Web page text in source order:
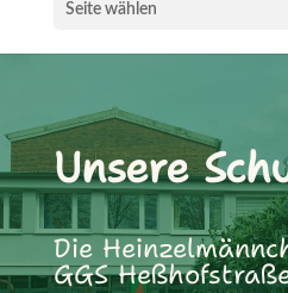
Seite wählen
Unsere
Die
GGS